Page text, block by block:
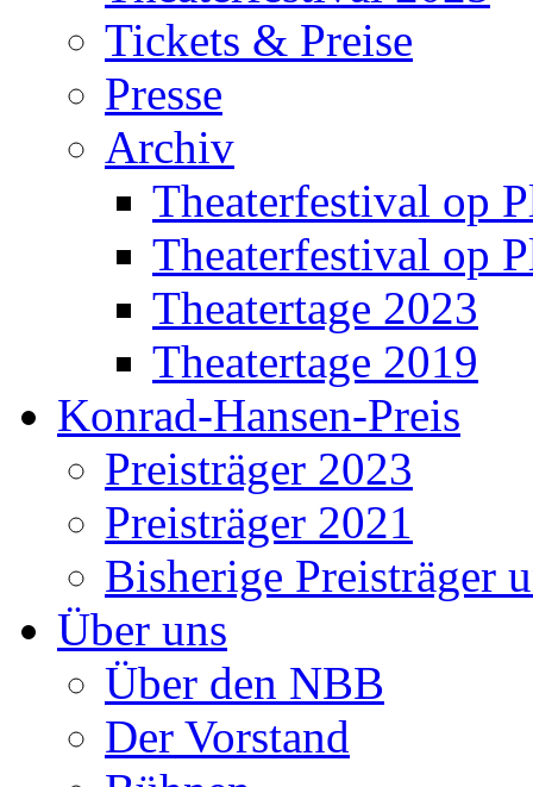
Tickets & Preise
Presse
Archiv
Theaterfestival op
Theaterfestival op
Theatertage 2023
Theatertage 2019
Konrad-Hansen-Preis
Preisträger 2023
Preisträger 2021
Bisherige Preisträger
Über uns
Über den NBB
Der Vorstand